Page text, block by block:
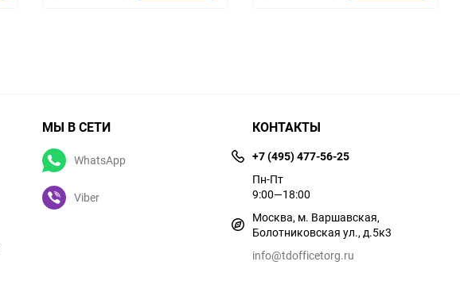
МЫ В СЕТИ
WhatsApp
Viber
КОНТАКТЫ
+7 (495) 477-56-25
Пн-Пт
9:00—18:00
Москва, м. Варшавская,
Болотниковская ул., д.5к3
info@tdofficetorg.ru